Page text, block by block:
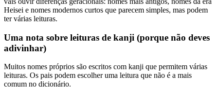
Heisei e nomes modernos curtos que parecem simples, mas podem
ter várias leituras.
Uma nota sobre leituras de kanji (porque não deves
adivinhar)
Muitos nomes próprios são escritos com kanji que permitem várias
leituras. Os pais podem escolher uma leitura que não é a mais
comum no dicionário.